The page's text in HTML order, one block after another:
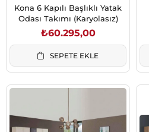
Kona 6 Kapılı Başlıklı Yatak
Odası Takımı (Karyolasız)
₺60.295,00
SEPETE EKLE